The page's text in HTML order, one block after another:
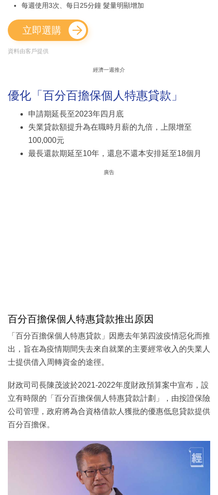
每週使用3次、每日25分鐘 髮量明顯增加
立即選購
資料由客戶提供
經濟一週推介
優化「百分百擔保個人特惠貸款」
申請期延長至2023年四月底
失業貸款額提升為在職時月薪的九倍，上限增至
100,000元
最長還款期延至10年，還息不還本安排延至18個月
廣告
百分百擔保個人特惠貸款推出原因
「百分百擔保個人特惠貸款」因應去年第四波疫情惡化而推
出，旨在為疫情期間失去來自就業的主要經常收入的失業人
士提供借入周轉資金的途徑。
財政司司長陳茂波於2021-2022年度財政預算案中宣布，設
立有時限的「百分百擔保個人特惠貸款計劃」，由按證保險
公司管理，政府將為合資格借款人獲批的優惠低息貸款提供
百分百擔保。